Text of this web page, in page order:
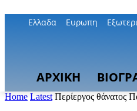
Ελλαδα Ευρωπη
ΑΡΧΙΚΗ
Home Latest Περίεργος θάνατος